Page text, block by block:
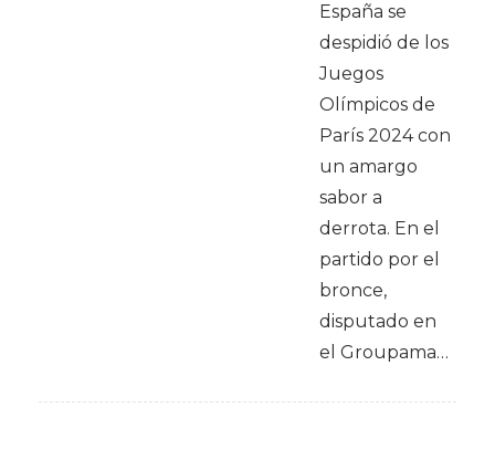
España se
despidió de los
Juegos
Olímpicos de
París 2024 con
un amargo
sabor a
derrota. En el
partido por el
bronce,
disputado en
el Groupama…